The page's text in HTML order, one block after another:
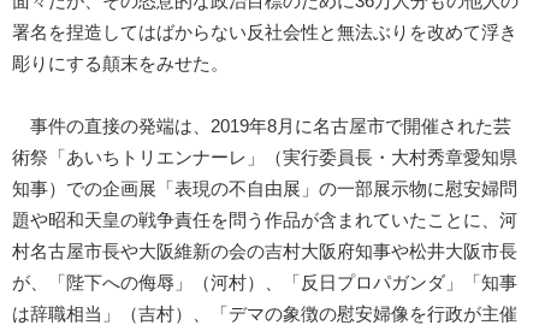
署名を捏造してはばからない反社会性と無法ぶりを改めて浮き
彫りにする顛末をみせた。
事件の直接の発端は、2019年8月に名古屋市で開催された芸
術祭「あいちトリエンナーレ」（実行委員長・大村秀章愛知県
知事）での企画展「表現の不自由展」の一部展示物に慰安婦問
題や昭和天皇の戦争責任を問う作品が含まれていたことに、河
村名古屋市長や大阪維新の会の吉村大阪府知事や松井大阪市長
が、「陛下への侮辱」（河村）、「反日プロパガンダ」「知事
は辞職相当」（吉村）、「デマの象徴の慰安婦像を行政が主催